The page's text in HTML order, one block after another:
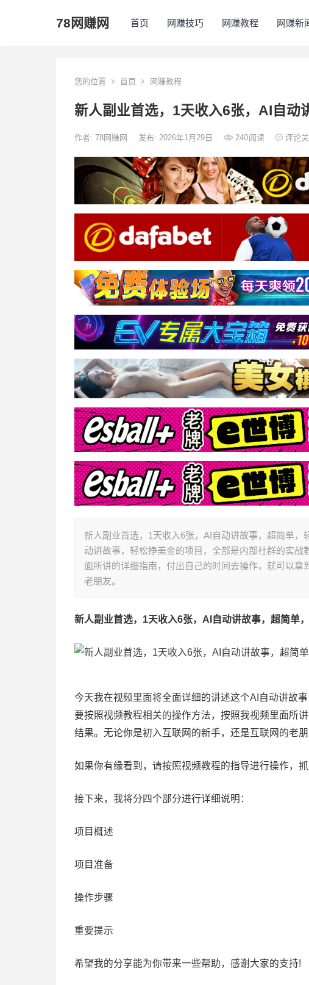
78网赚网 首页 网赚技巧 网赚教程 网赚新
您的位置 首页 网赚教程
新人副业首选，1天收入6张，AI自动
作者: 78网赚网 发布: 2026年1月29日 240阅读 评论
新人副业首选，1天收入6张，AI自动讲故事，超简单
动讲故事，轻松挣美金的项目，全部是内部社群的实
面所讲的详细指南，付出自己的时间去操作，就可以
老朋友。
新人副业首选，1天收入6张，AI自动讲故事，超简单
今天我在视频里面将全面详细的讲述这个AI自动讲故
要按照视频教程相关的操作方法，按照我视频里面所
结果。无论你是初入互联网的新手，还是互联网的老朋
如果你有缘看到，请按照视频教程的指导进行操作，抓
接下来，我将分四个部分进行详细说明：
项目概述
项目准备
操作步骤
重要提示
希望我的分享能为你带来一些帮助，感谢大家的支持!